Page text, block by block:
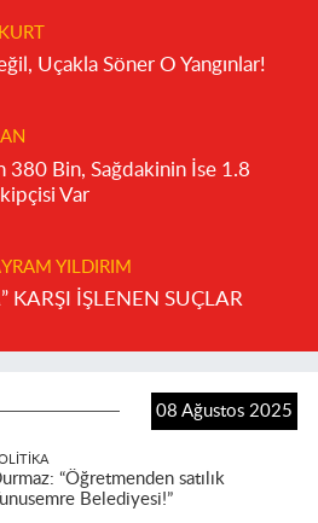
Uçakla Söner O Yangınlar!
380 Bin, Sağdakinin İse 1.8
Var
YILDIRIM
KARŞI İŞLENEN SUÇLAR
08 Ağustos 2025
“Öğretmenden satılık
Belediyesi!”